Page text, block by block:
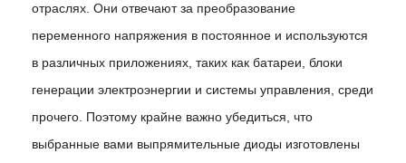
отраслях. Они отвечают за преобразование
переменного напряжения в постоянное и используются
в различных приложениях, таких как батареи, блоки
генерации электроэнергии и системы управления, среди
прочего. Поэтому крайне важно убедиться, что
выбранные вами выпрямительные диоды изготовлены